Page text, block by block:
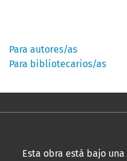
Para autores/as
Para bibliotecarios/as
Esta obra está bajo una